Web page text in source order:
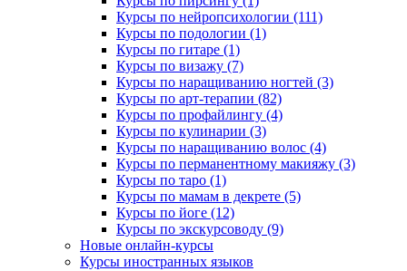
Курсы по нейропсихологии (111)
Курсы по подологии (1)
Курсы по гитаре (1)
Курсы по визажу (7)
Курсы по наращиванию ногтей (3)
Курсы по арт-терапии (82)
Курсы по профайлингу (4)
Курсы по кулинарии (3)
Курсы по наращиванию волос (4)
Курсы по перманентному макияжу (3)
Курсы по таро (1)
Курсы по мамам в декрете (5)
Курсы по йоге (12)
Курсы по экскурсоводу (9)
Новые онлайн‑курсы
Курсы иностранных языков